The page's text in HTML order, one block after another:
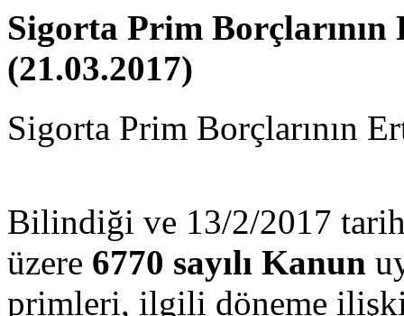
Sigorta Prim
(21.03.2017)
Sigorta Prim Borçlarının
Bilindiği ve 13/2/2017
üzere 6770 sayılı Kanun
primleri, ilgili döneme